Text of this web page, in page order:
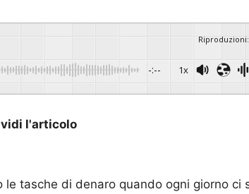
Riproduzioni:
-:-- 1x
l'articolo
tasche di denaro quando ogni giorno ci